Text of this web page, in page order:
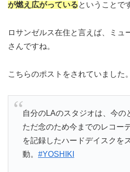
が燃え広がっているということで
ロサンゼルス在住と言えば、ミュ
さんですね。
こちらのポストをされていました。
自分のLAのスタジオは、今の
ただ念のため今までのレコー
を記録したハードデイスクを
動。 #YOSHIKI